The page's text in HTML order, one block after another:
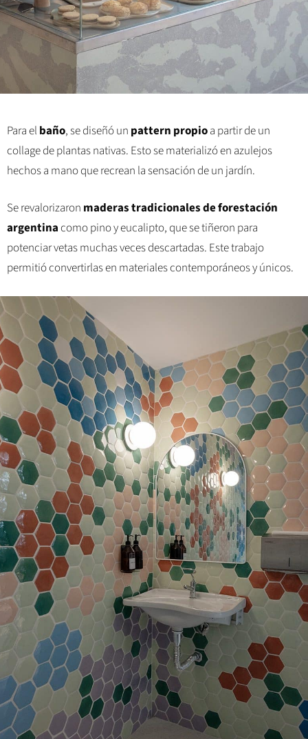
Para el baño, se diseñó un pattern propioa partir de un
collage de plantas nativas. Esto se materializó en azulejos
hechos a mano que recrean la sensación de un jardín.
Se revalorizaron maderas tradicionales de forestación
argentina como pino y eucalipto, que se tiñeron para
potenciar vetas muchas veces descartadas. Este trabajo
permitió convertirlas en materiales contemporáneos y únicos.